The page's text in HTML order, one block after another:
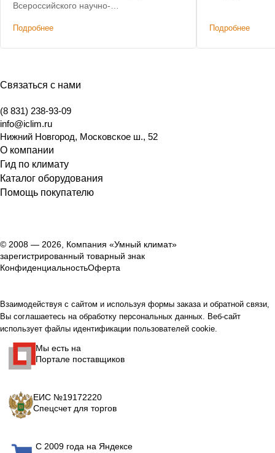
Всероссийского научно-
сельскохозяйственной биотехнологии.
Подробнее Подробнее
Связаться с нами
(8 831) 238-93-09
info@iclim.ru
Нижний Новгород, Московское ш., 52
О компании
Гид по климату
Каталог оборудования
Помощь покупателю
© 2008 — 2026, Компания «Умный климат»
зарегистрированный товарный знак
КонфиденциальностьОферта
Взаимодействуя с сайтом и используя формы заказа и обратной связи,
Вы соглашаетесь на обработку персональных данных. Веб-сайт
использует файлы идентификации пользователей cookie.
Мы есть на
Портале поставщиков
ЕИС №19172220
Спецсчет для торгов
С 2009 года на Яндексе